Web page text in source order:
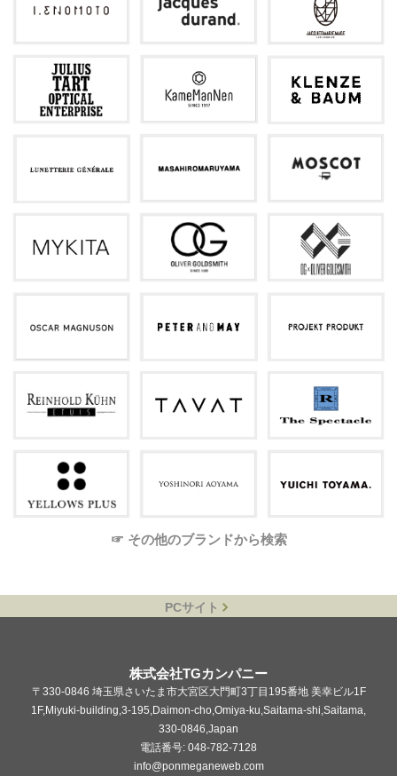
☞ その他のブランドから検索
PCサイト
株式会社TGカンパニー
〒330-0846 埼玉県さいたま市大宮区大門町3丁目195番地 美幸ビル1F
1F,Miyuki-building,3-195,Daimon-cho,Omiya-ku,Saitama-shi,Saitama,
330-0846,Japan
電話番号: 048-782-7128
info@ponmeganeweb.com